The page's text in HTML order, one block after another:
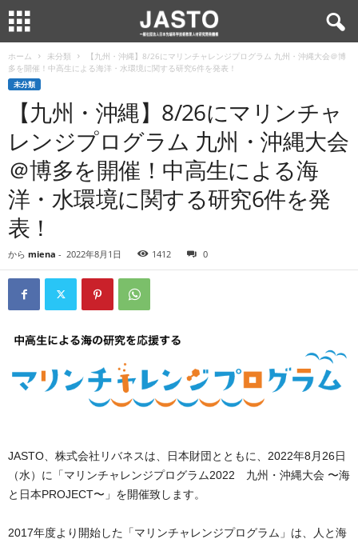
ホーム 未分類
【九州・沖縄】8/26にマリンチャレンジプログラム 九州・沖縄大会＠博
多を開催！中高生による海洋・水環境に関する研究6件を発表！
未分類
【九州・沖縄】8/26にマリンチャ
レンジプログラム 九州・沖縄大会
＠博多を開催！中高生による海
洋・水環境に関する研究6件を発
表！
から miena - 2022年8月1日 1412 0
JASTO、株式会社リバネスは、日本財団とともに、2022年8月26日
（水）に「マリンチャレンジプログラム2022 九州・沖縄大会 〜海
と日本PROJECT〜」を開催致します。
2017年度より開始した「マリンチャレンジプログラム」は、人と海